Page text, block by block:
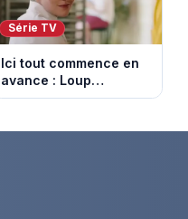
Série TV
Ici tout commence en
avance : Loup
découvre la trahison
10 août 2026 (spoiler)